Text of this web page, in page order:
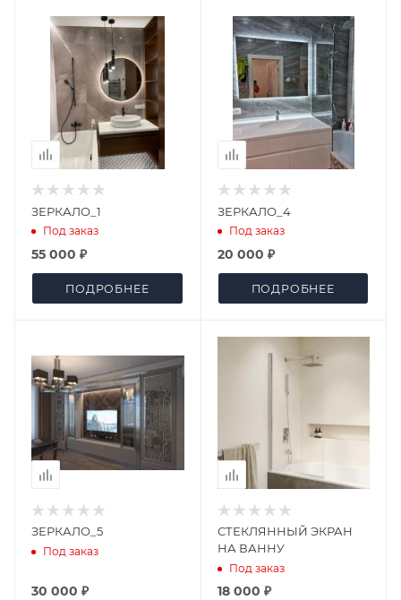
ЗЕРКАЛО_1
Под заказ
55 000 ₽
ПОДРОБНЕЕ
ЗЕРКАЛО_4
Под заказ
20 000 ₽
ПОДРОБНЕЕ
ЗЕРКАЛО_5
Под заказ
30 000 ₽
СТЕКЛЯННЫЙ ЭКРАН
НА ВАННУ
Под заказ
18 000 ₽